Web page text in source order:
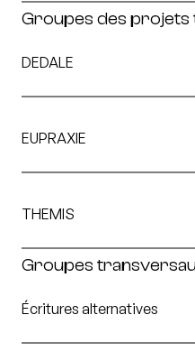
Groupes des projets
DEDALE
EUPRAXIE
THEMIS
Groupes
Écritures alternatives